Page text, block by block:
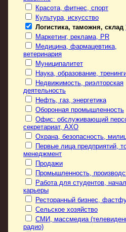
Красота, фитнес, спорт
Культура, искусство
Логистика, таможня, склад
Маркетинг, реклама, PR
Медицина, фармацевтика,
ветеринария
Муниципалитет
Наука, образование,
Недвижимость, риэлторская
деятельность
Нефть, газ, энергетика
Оборонная промышленность
Офис: обслуживающий
секретариат, АХО
Охрана, безопасность,
Первые лица предприятий,
менеджмент
Продажи
Промышленность,
Работа для студентов,
карьеры
Ресторанный бизнес,
Сельское хозяйство
СМИ, массмедиа
радио)